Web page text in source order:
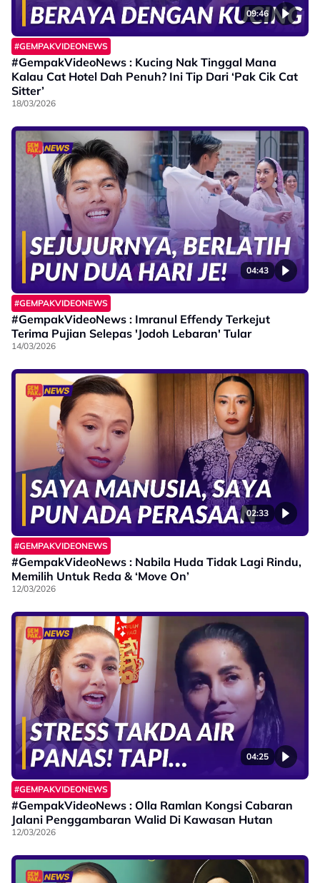
09:46
#GEMPAKVIDEONEWS
#GempakVideoNews : Kucing Nak Tinggal Mana
Kalau Cat Hotel Dah Penuh? Ini Tip Dari ‘Pak Cik Cat
Sitter’
18/03/2026
04:43
#GEMPAKVIDEONEWS
#GempakVideoNews : Imranul Effendy Terkejut
Terima Pujian Selepas 'Jodoh Lebaran' Tular
14/03/2026
02:33
#GEMPAKVIDEONEWS
#GempakVideoNews : Nabila Huda Tidak Lagi Rindu,
Memilih Untuk Reda & ‘Move On’
12/03/2026
04:25
#GEMPAKVIDEONEWS
#GempakVideoNews : Olla Ramlan Kongsi Cabaran
Jalani Penggambaran Walid Di Kawasan Hutan
12/03/2026